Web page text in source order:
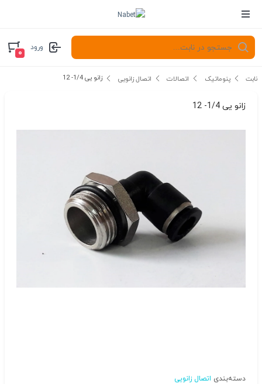
ورود
۰
نابت پنوماتیک اتصالات اتصال زانویی زانو یی 1/4- 12
زانو یی 1/4- 12
دسته‌بندی اتصال زانویی